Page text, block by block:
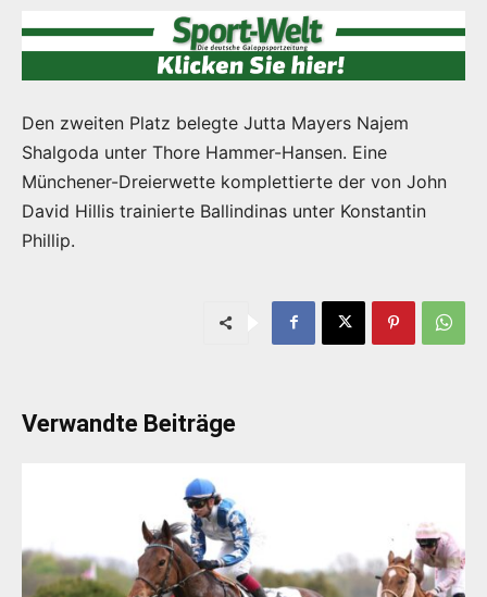
Den zweiten Platz belegte Jutta Mayers Najem
Shalgoda unter Thore Hammer-Hansen. Eine
Münchener-Dreierwette komplettierte der von John
David Hillis trainierte Ballindinas unter Konstantin
Phillip.
Verwandte Beiträge